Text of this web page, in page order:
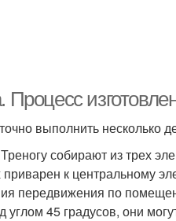
выполнить несколько
собирают из трех
к центральному
передвижения по
45 градусов, они